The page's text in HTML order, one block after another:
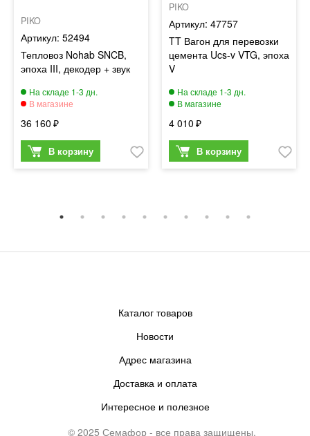
PIKO
52494
Тепловоз Nohab SNCB,
эпоха III, декодер + звук
36 160
PIKO
47757
TT Вагон для перевозки
цемента Ucs-v VTG, эпоха
V
4 010
Каталог товаров
Новости
Адрес магазина
Доставка и оплата
Интересное и полезное
© 2025 Семафор - все права защищены.